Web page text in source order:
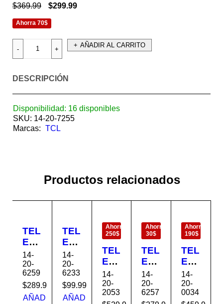
$369.99 $299.99
Ahorra 70$
AÑADIR AL CARRITO
DESCRIPCIÓN
Disponibilidad: 16 disponibles
SKU: 14-20-7255
Marcas: TCL
Productos relacionados
TEL
EVI
SO
R
LE
D
55″
14-
20-
6259
$289.99
AÑAD
TEL
EVI
SO
R
LE
D
32″
14-
20-
6233
$99.99
AÑAD
Ahorra
250$
TEL
EVI
SO
R
LE
14-
20-
2053
Ahorra
30$
TEL
EVI
SO
R
LE
14-
20-
6257
Ahorra
190$
TEL
EVI
SO
R
LE
14-
20-
0034